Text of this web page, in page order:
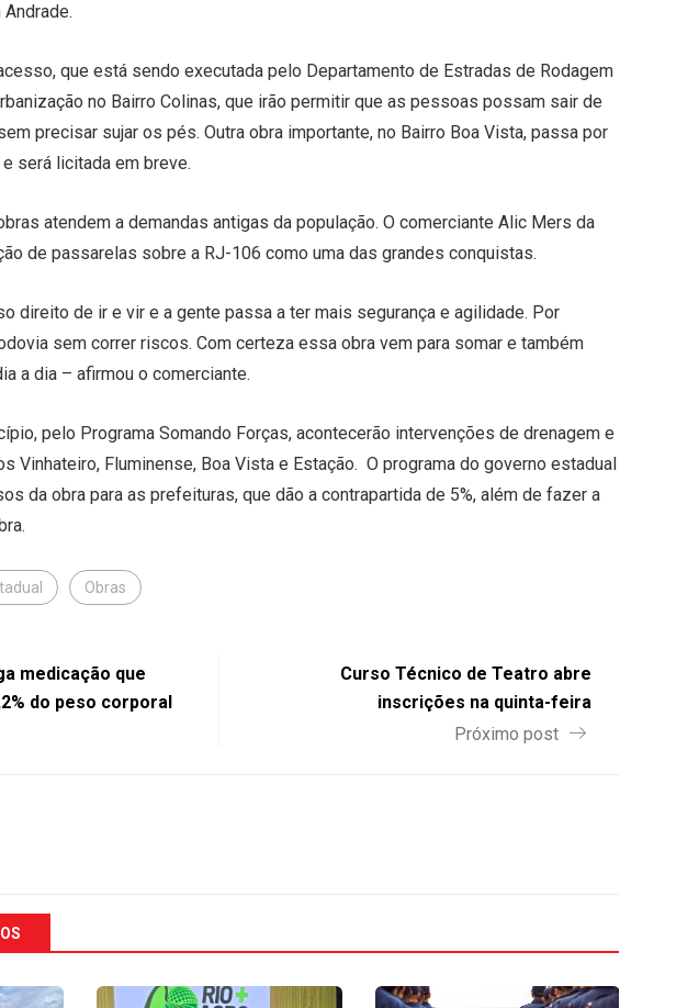
que está sendo executada pelo Departamento de Estradas de Rodagem
no Bairro Colinas, que irão permitir que as pessoas possam sair de
precisar sujar os pés. Outra obra importante, no Bairro Boa Vista, passa por
será licitada em breve.
atendem a demandas antigas da população. O comerciante Alic Mers da
de passarelas sobre a RJ-106 como uma das grandes conquistas.
direito de ir e vir e a gente passa a ter mais segurança e agilidade. Por
sem correr riscos. Com certeza essa obra vem para somar e também
a dia – afirmou o comerciante.
pelo Programa Somando Forças, acontecerão intervenções de drenagem e
Vinhateiro, Fluminense, Boa Vista e Estação. O programa do governo estadual
da obra para as prefeituras, que dão a contrapartida de 5%, além de fazer a
Obras
medicação que
do peso corporal
Curso Técnico de Teatro abre
inscrições na quinta-feira
Próximo post